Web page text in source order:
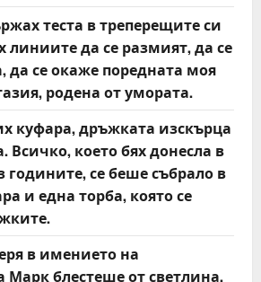
теста в треперещите си
линиите да се размият, да се
да се окаже поредната моя
родена от умората.
куфара, дръжката изскърца
Всичко, което бях донесла в
годините, се беше събрало в
и една торба, която се
в имението на
Марк блестеше от светлина,